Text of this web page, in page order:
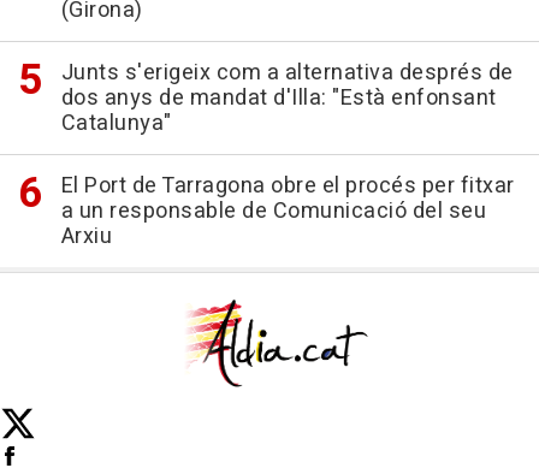
(Girona)
Junts s'erigeix com a alternativa després de
dos anys de mandat d'Illa: "Està enfonsant
Catalunya"
El Port de Tarragona obre el procés per fitxar
a un responsable de Comunicació del seu
Arxiu